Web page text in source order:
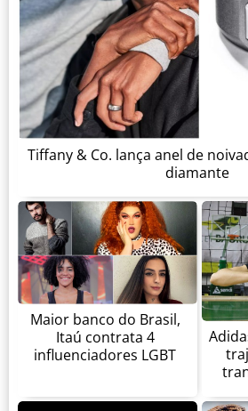
Tiffany & Co. lança anel de
diamante
Maior banco do Brasil,
Itaú contrata 4
influenciadores LGBT